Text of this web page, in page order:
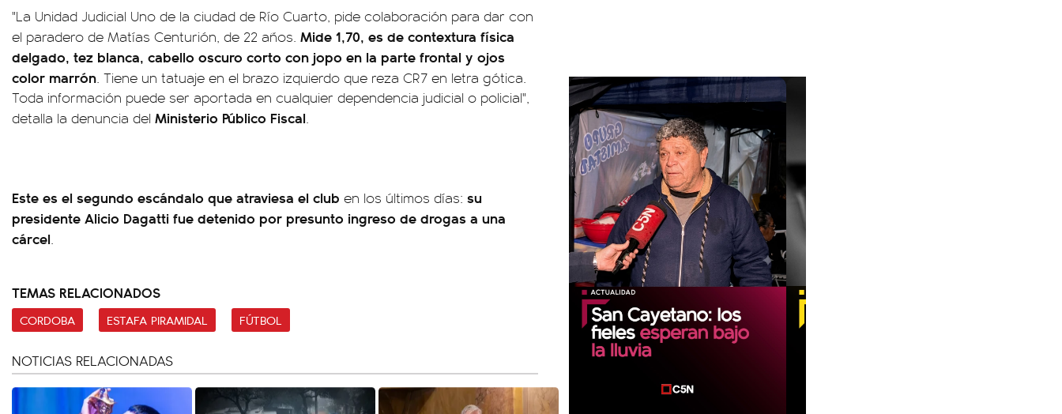
"La Unidad Judicial Uno de la ciudad de Río Cuarto, pide colaboración para dar con
el paradero de Matías Centurión, de 22 años. Mide 1,70, es de contextura física
delgado, tez blanca, cabello oscuro corto con jopo en la parte frontal y ojos
color marrón. Tiene un tatuaje en el brazo izquierdo que reza CR7 en letra gótica.
Toda información puede ser aportada en cualquier dependencia judicial o policial",
detalla la denuncia del Ministerio Público Fiscal.
Este es el segundo escándalo que atraviesa el club en los últimos días: su
presidente Alicio Dagatti fue detenido por presunto ingreso de drogas a una
cárcel.
TEMAS RELACIONADOS
CORDOBA ESTAFA PIRAMIDAL FÚTBOL
NOTICIAS RELACIONADAS